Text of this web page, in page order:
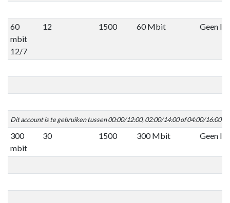
60
mbit
12/7
12 1500 60 Mbit Geen
Dit account is te gebruiken tussen 00:00/12:00, 02:00/14:00 of 04:00/16:00
300
mbit
30 1500 300 Mbit Geen